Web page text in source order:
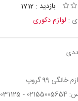
بازدید : 1712
: لوازم دکوری
99 گروپ